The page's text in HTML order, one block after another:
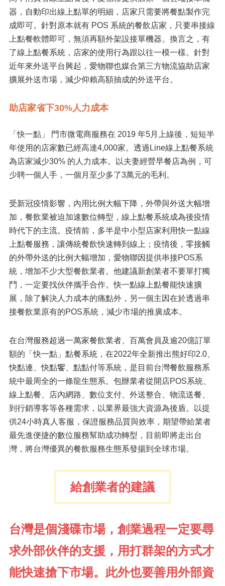
器，自動印出線上點單的明細，店家只需要將餐點製作完
成即可。針對原本就有 POS 系統的餐飲店家，只要串接線
上點餐軟體即可，無須再額外架設接單機器。換言之，有
了線上點餐系統，店家的使用行為跟以往一模一樣。針對
近年來外送平台興起，愛物聯也媒合第三方物流協助店家
擴展外送市場，減少仰賴高額抽成的外送平台。
助店家省下30%人力成本
「快一點」 門市微電商服務在 2019 年5月上線後，短短半
年使用的店家數已經高達4,000家。透過Line線上點餐系統
為店家減少30% 的人力成本。以夫妻經營早餐店為例，可
少聘一個人手，一個月至少多了3萬元的毛利。
受新冠疫情影響，內用比例大幅下降，外帶與外送大幅增
加，餐飲業被迫加速數位轉型，線上點餐系統成為後疫情
時代下的主流。疫情前，多半是中小型店家利用快一點線
上點餐服務，讓傳統餐飲快速轉到線上；疫情後，零接觸
的外帶外送的比例大幅增加，愛物聯因提供串接POS系
統，增加不少大型餐飲業者。他建議新創業者不要單打獨
鬥，一定要找伙伴攜手合作。快一點線上點餐能快速擴
展，除了解決人力成本的痛點外，另一個主因在於透過串
接餐飲業原有的POS系統，減少市場的推廣成本。
在台灣服務超過一萬家餐飲業者、百萬會員及逾20億訂單
額的「快一點」點餐系統，在2022年全新推出熊好印2.0、
快點連、快點饗、點點付等系統，是目前台灣餐飲服務系
統中最周全的一條龍生態系。包辦業者從開店POS系統、
線上點餐、店內網路、數位支付、外送整合、物流送餐、
到行銷導客等各種需求，以業界最強大資源為後盾。以提
供24小時真人客服，保證服務品質與效率，期望帶給業者
最先進便捷的數位服務幫助成功轉型，目前即將走出台
灣，將台灣優異的餐飲服務生態系發揚到全球市場。
給創業者的建議
台灣是個淺碟市場，創業過程一定要尋
求外部伙伴的支援，用打群架的方式才
能快速搶下市場。此外也要善用外部資